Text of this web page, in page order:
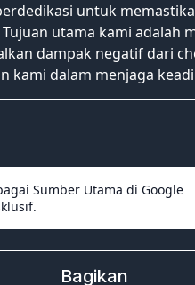
untuk
utama kami adalah
dampak negatif dari
kami dalam menjaga
Sumber Utama di Google
Bagikan